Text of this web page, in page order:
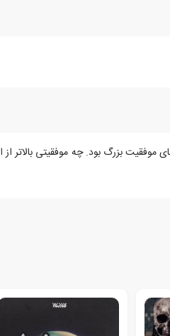
بزرگ بود. چه موفقیتی بالاتر از